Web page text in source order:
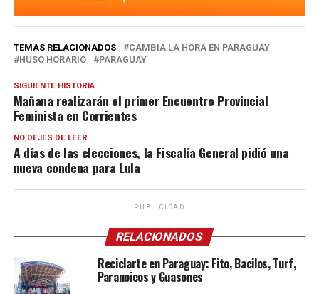
TEMAS RELACIONADOS
CAMBIA LA HORA EN PARAGUAY
HUSO HORARIO
PARAGUAY
SIGUIENTE HISTORIA
Mañana realizarán el primer Encuentro Provincial
Feminista en Corrientes
NO DEJES DE LEER
A días de las elecciones, la Fiscalía General pidió una
nueva condena para Lula
PUBLICIDAD
RELACIONADOS
Reciclarte en Paraguay: Fito, Bacilos, Turf,
Paranoicos y Guasones